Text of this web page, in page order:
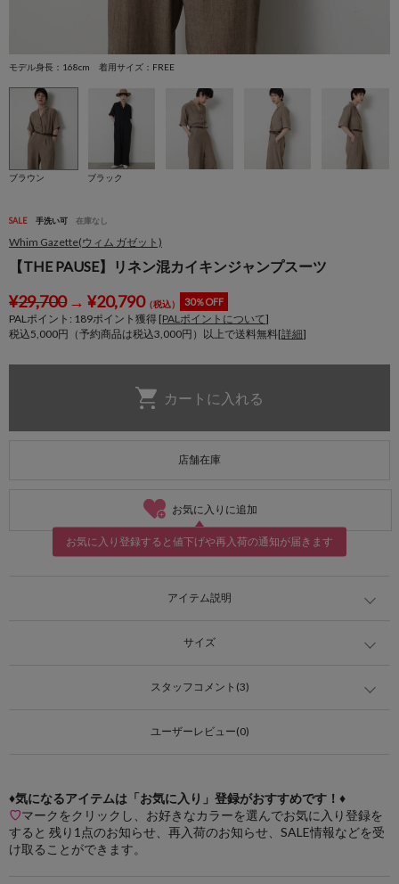
モデル身長：168cm 着用サイズ：FREE
ブラウン ブラック
SALE 手洗い可 在庫なし
Whim Gazette(ウィム ガゼット)
【THE PAUSE】リネン混カイキンジャンプスーツ
¥29,700→ ¥20,790（税込） 30％OFF
PALポイント: 189ポイント獲得 [PALポイントについて]
税込5,000円（予約商品は税込3,000円）以上で送料無料[詳細]
店舗在庫
お気に入りに追加
お気に入り登録すると値下げや再入荷の通知が届きます
アイテム説明
サイズ
スタッフコメント(3)
ユーザーレビュー(0)
♦気になるアイテムは「お気に入り」登録がおすすめです！♦
♡マークをクリックし、お好きなカラーを選んでお気に入り登録を
すると 残り1点のお知らせ、再入荷のお知らせ、SALE情報などを受
け取ることができます。